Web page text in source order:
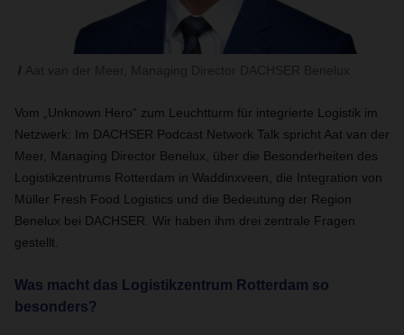
Vom „Unknown Hero“ zum Leuchtturm für integrierte Logistik im
Netzwerk: Im DACHSER Podcast Network Talk spricht Aat van der
Meer, Managing Director Benelux, über die Besonderheiten des
Logistikzentrums Rotterdam in Waddinxveen, die Integration von
Müller Fresh Food Logistics und die Bedeutung der Region
Benelux bei DACHSER. Wir haben ihm drei zentrale Fragen
gestellt.
Was macht das Logistikzentrum Rotterdam so
besonders?